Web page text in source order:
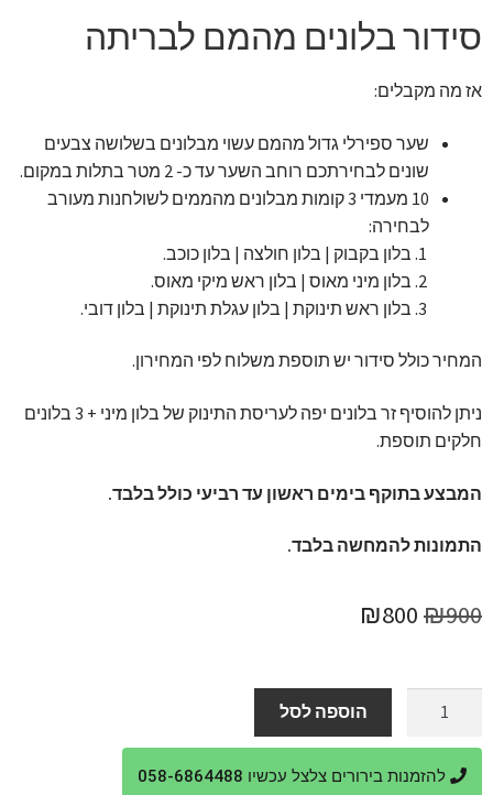
סידור בלונים מהמם לבריתה
אז מה מקבלים:
שער ספירלי גדול מהמם עשוי מבלונים בשלושה צבעים
שונים לבחירתכם רוחב השער עד כ- 2 מטר בתלות במקום.
10 מעמדי 3 קומות מבלונים מהממים לשולחנות מעורב
לבחירה:
בלון בקבוק | בלון חולצה | בלון כוכב.
בלון מיני מאוס | בלון ראש מיקי מאוס.
בלון ראש תינוקת | בלון עגלת תינוקת | בלון דובי.
המחיר כולל סידור יש תוספת משלוח לפי המחירון.
ניתן להוסיף זר בלונים יפה לעריסת התינוק של בלון מיני + 3 בלונים
חלקים תוספת.
המבצע בתוקף בימים ראשון עד רביעי כולל בלבד.
התמונות להמחשה בלבד.
₪900
המחיר
היה:
₪900.
₪800
הוא:
₪800.
סידור
בלונים
הוספה לסל
להזמנות בירורים צלצל עכשיו 058-6864488